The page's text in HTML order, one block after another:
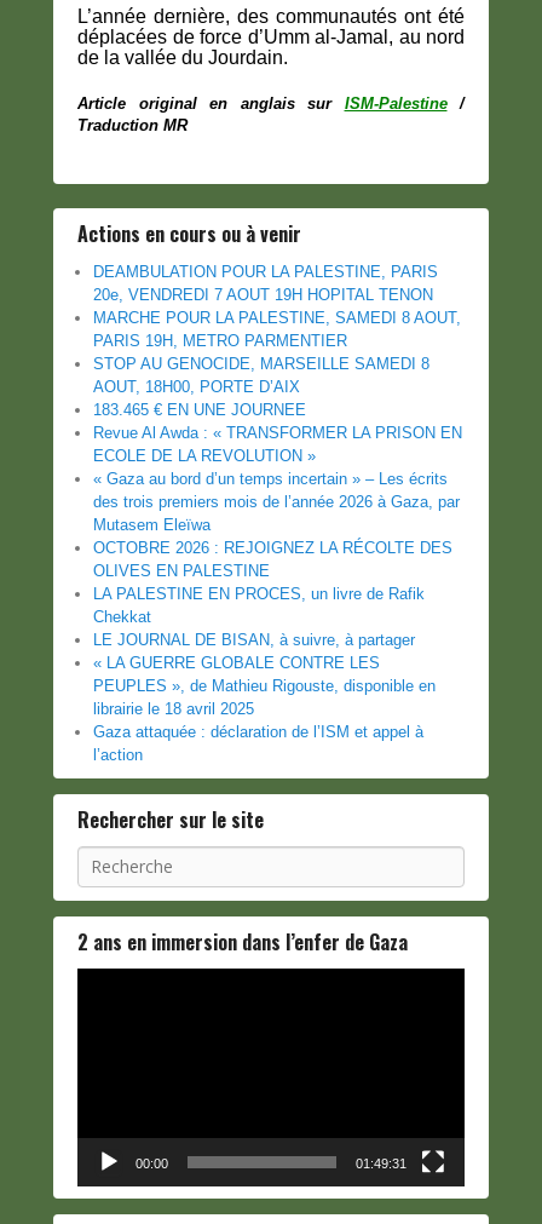
L’année dernière, des communautés ont été
déplacées de force d’Umm al-Jamal, au nord
de la vallée du Jourdain.
Article original en anglais sur ISM-Palestine/
Traduction MR
Actions en cours ou à venir
DEAMBULATION POUR LA PALESTINE, PARIS
20e, VENDREDI 7 AOUT 19H HOPITAL TENON
MARCHE POUR LA PALESTINE, SAMEDI 8 AOUT,
PARIS 19H, METRO PARMENTIER
STOP AU GENOCIDE, MARSEILLE SAMEDI 8
AOUT, 18H00, PORTE D’AIX
183.465 € EN UNE JOURNEE
Revue Al Awda : « TRANSFORMER LA PRISON EN
ECOLE DE LA REVOLUTION »
« Gaza au bord d’un temps incertain » – Les écrits
des trois premiers mois de l’année 2026 à Gaza, par
Mutasem Eleïwa
OCTOBRE 2026 : REJOIGNEZ LA RÉCOLTE DES
OLIVES EN PALESTINE
LA PALESTINE EN PROCES, un livre de Rafik
Chekkat
LE JOURNAL DE BISAN, à suivre, à partager
« LA GUERRE GLOBALE CONTRE LES
PEUPLES », de Mathieu Rigouste, disponible en
librairie le 18 avril 2025
Gaza attaquée : déclaration de l’ISM et appel à
l’action
Rechercher sur le site
Recherche
2 ans en immersion dans l’enfer de Gaza
00:00 01:49:31